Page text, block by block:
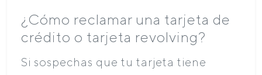
¿Cómo reclamar una tarjeta de
crédito o tarjeta revolving?
Si sospechas que tu tarjeta tiene